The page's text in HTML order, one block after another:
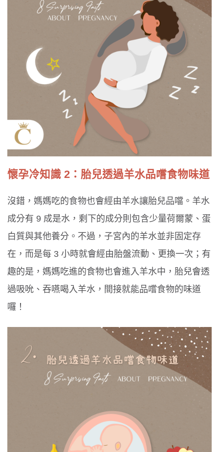
懷孕冷知識 2：胎兒透過羊水品嚐食物味道
沒錯，媽媽吃的食物也會經由羊水讓胎兒品噹。羊水
成分有 9 成是水，剩下的成分則包含少量荷爾蒙、蛋
白質與其他養分。不過，子宮內的羊水並非固定存
在，而是每 3 小時就會經由胎盤流動、更換一次；有
趣的是，媽媽吃進的食物也會進入羊水中，胎兒會透
過吸吮、吞嚥喝入羊水，間接就能品嚐食物的味道
囉！